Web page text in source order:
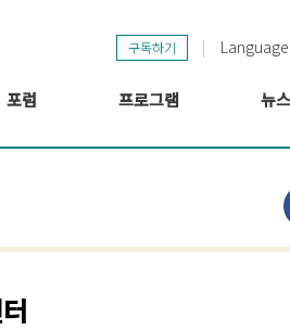
구독하기 Language
포럼
럼
프로그램 뉴